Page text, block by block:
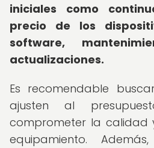
iniciales como
precio de los
software,
actualizaciones.
Es recomendable
ajusten al
comprometer la calidad
equipamiento.